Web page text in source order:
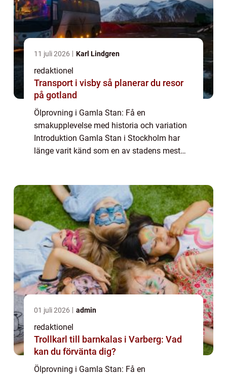
11 juli 2026 Karl Lindgren
redaktionel
Transport i visby så planerar du resor
på gotland
Ölprovning i Gamla Stan: Få en
smakupplevelse med historia och variation
Introduktion Gamla Stan i Stockholm har
länge varit känd som en av stadens mest
de trång...
01 juli 2026 admin
redaktionel
Trollkarl till barnkalas i Varberg: Vad
kan du förvänta dig?
Ölprovning i Gamla Stan: Få en